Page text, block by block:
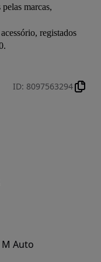
marcas,
registados
ID: 8097563294
M Auto